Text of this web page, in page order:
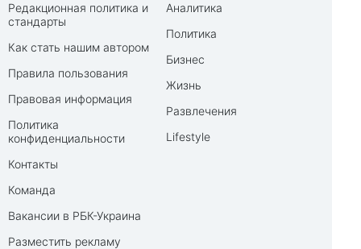
Редакционная политика и
стандарты
Как стать нашим автором
Правила пользования
Правовая информация
Политика
конфиденциальности
Контакты
Команда
Вакансии в РБК-Украина
Разместить рекламу
Аналитика
Политика
Бизнес
Жизнь
Развлечения
Lifestyle